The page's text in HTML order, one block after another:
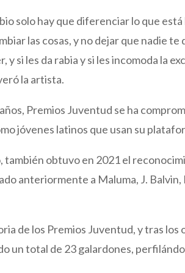
solo hay que diferenciar lo que
las cosas, y no dejar que nadie
y si les da rabia y si les incomoda la
la artista.
Premios Juventud se ha
jóvenes latinos que usan su
también obtuvo en 2021 el
anteriormente a Maluma, J.
de los Premios Juventud, y tras los
un total de 23 galardones,